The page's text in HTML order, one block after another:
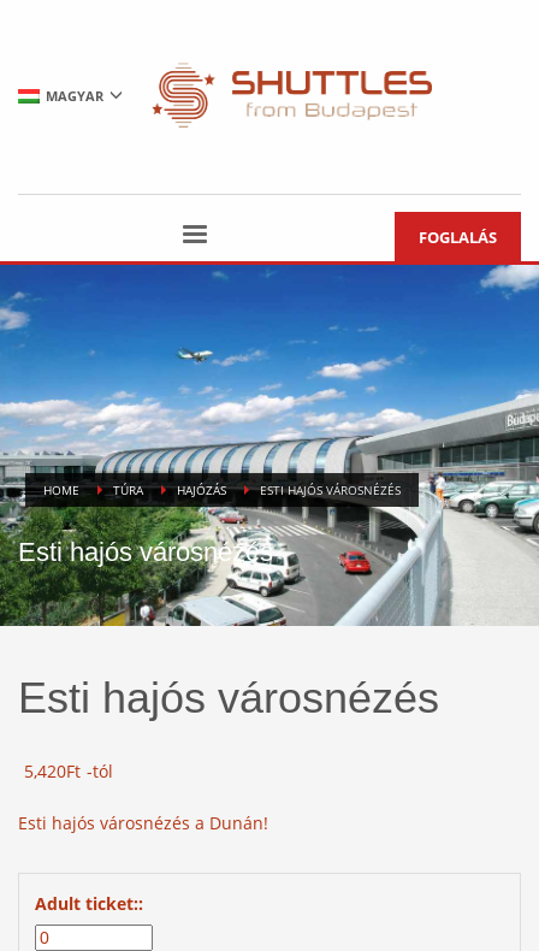
MAGYAR
FOGLALÁS
HOME TÚRA HAJÓZÁS ESTI HAJÓS VÁROSNÉZÉS
Esti hajós városnézés
Esti hajós városnézés
5,420Ft -tól
Esti hajós városnézés a Dunán!
Adult ticket::